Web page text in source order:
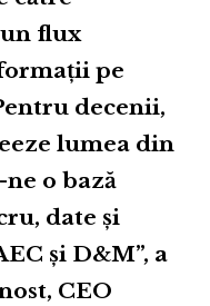
flux
pe
decenii,
lumea din
o bază
date și
și D&M”, a
CEO